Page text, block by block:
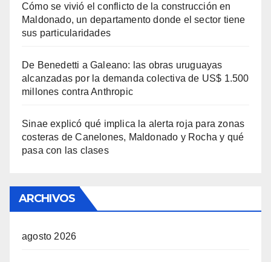
Cómo se vivió el conflicto de la construcción en
Maldonado, un departamento donde el sector tiene
sus particularidades
De Benedetti a Galeano: las obras uruguayas
alcanzadas por la demanda colectiva de US$ 1.500
millones contra Anthropic
Sinae explicó qué implica la alerta roja para zonas
costeras de Canelones, Maldonado y Rocha y qué
pasa con las clases
ARCHIVOS
agosto 2026